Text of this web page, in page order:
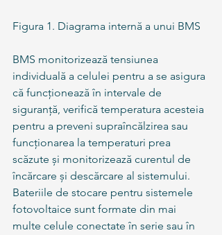
Figura 1. Diagrama internă a unui BMS
BMS monitorizează tensiunea
individuală a celulei pentru a se asigura
că funcționează în intervale de
siguranță, verifică temperatura acesteia
pentru a preveni supraîncălzirea sau
funcționarea la temperaturi prea
scăzute și monitorizează curentul de
încărcare și descărcare al sistemului.
Bateriile de stocare pentru sistemele
fotovoltaice sunt formate din mai
multe celule conectate în serie sau în